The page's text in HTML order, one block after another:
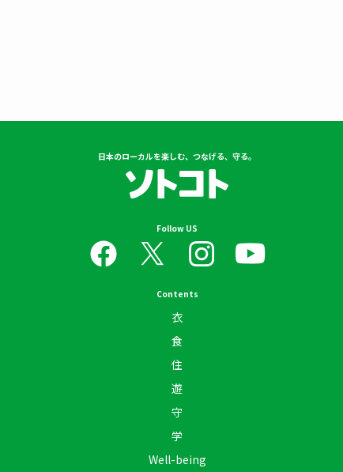
日本のローカルを楽しむ、つなげる、守る。
Follow US
Contents
衣
食
住
遊
守
学
Well-being